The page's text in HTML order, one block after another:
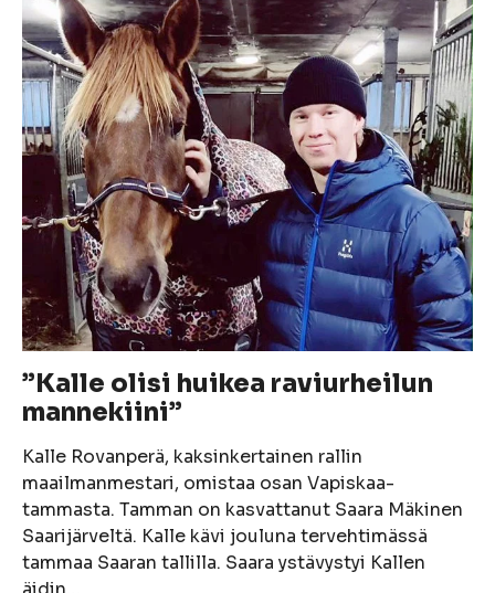
”Kalle olisi huikea raviurheilun
mannekiini”
Kalle Rovanperä, kaksinkertainen rallin
maailmanmestari, omistaa osan Vapiskaa-
tammasta. Tamman on kasvattanut Saara Mäkinen
Saarijärveltä. Kalle kävi jouluna tervehtimässä
tammaa Saaran tallilla. Saara ystävystyi Kallen